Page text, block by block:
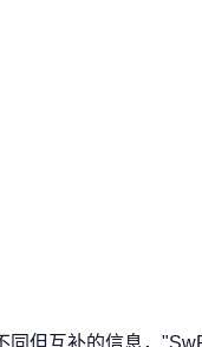
同但互补的信息，